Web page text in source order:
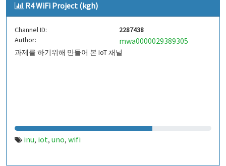
R4 WiFi Project (kgh)
Channel ID:
2287438
Author:
mwa0000029389305
과제를 하기위해 만들어 본 IoT 채널
inu, iot, uno, wifi